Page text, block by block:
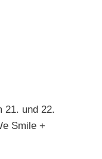
21. und 22.
Smile +